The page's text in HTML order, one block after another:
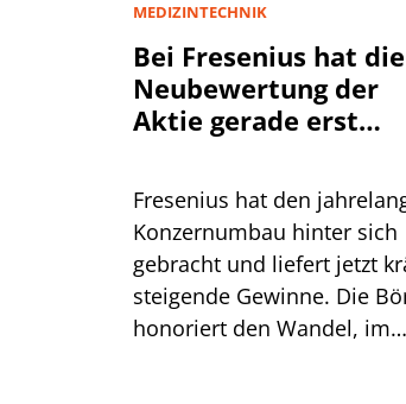
MEDIZINTECHNIK
Bei Fresenius hat die
Neubewertung der
Aktie gerade erst
Fresenius hat den
Konzernumbau hinter sich
gebracht und liefert jetzt
steigende Gewinne. Die
honoriert den Wandel, im